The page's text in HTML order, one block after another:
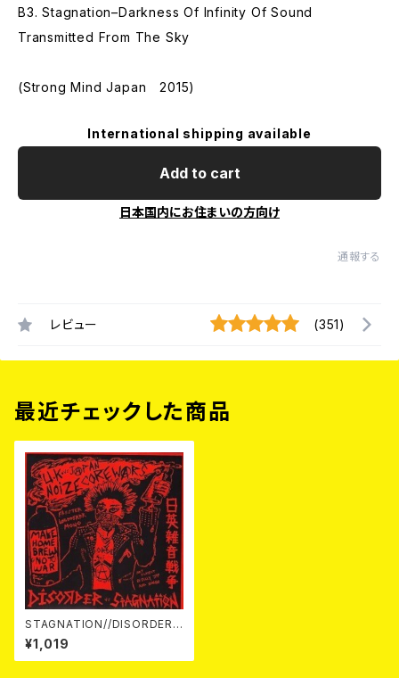
B3. Stagnation–Darkness Of Infinity Of Sound
Transmitted From The Sky
(Strong Mind Japan 2015)
International shipping available
Add to cart
日本国内にお住まいの方向け
通報する
レビュー (351)
最近チェックした商品
STAGNATION//DISORDER /
U.K vs JAPAN NOIZE CORE
¥1,019